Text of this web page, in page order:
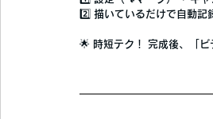
2️⃣ 描いているだけで自動記
🌟 時短テク！ 完成後、 「